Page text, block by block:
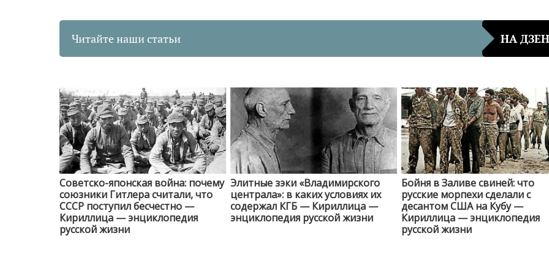
Читайте наши статьи НА ДЗЕН
Советско-японская война: почему
союзники Гитлера считали, что
СССР поступил бесчестно —
Кириллица — энциклопедия
русской жизни
Элитные зэки «Владимирского
централа»: в каких условиях их
содержал КГБ — Кириллица —
энциклопедия русской жизни
Бойня в Заливе свиней: что
русские морпехи сделали с
десантом США на Кубу —
Кириллица — энциклопедия
русской жизни